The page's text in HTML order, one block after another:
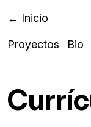
← Inicio
Proyectos Bio